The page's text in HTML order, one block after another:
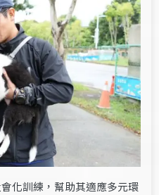
化訓練，幫助其適應多元環